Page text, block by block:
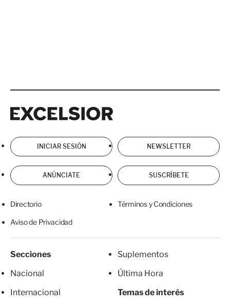
INICIAR SESIÓN NEWSLETTER
ANÚNCIATE SUSCRÍBETE
Directorio Términos y Condiciones
Aviso de Privacidad
Secciones
Nacional
Internacional
Suplementos
Última Hora
Temas de interés